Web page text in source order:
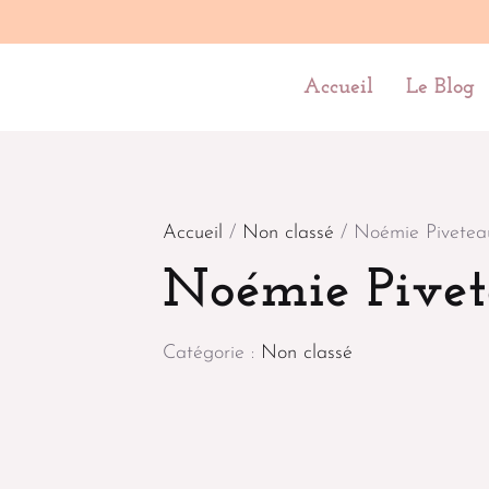
Accueil Le Blog
Accueil / Non classé / Noémie
Noémie
Catégorie : Non classé